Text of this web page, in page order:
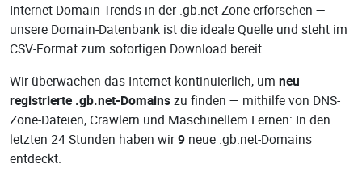
Internet-Domain-Trends in der .gb.net-Zone erforschen —
unsere Domain-Datenbank ist die ideale Quelle und steht im
CSV-Format zum sofortigen Download bereit.
Wir überwachen das Internet kontinuierlich, um neu
registrierte .gb.net-Domainszu finden — mithilfe von DNS-
Zone-Dateien, Crawlern und Maschinellem Lernen: In den
letzten 24 Stunden haben wir9 neue .gb.net-Domains
entdeckt.